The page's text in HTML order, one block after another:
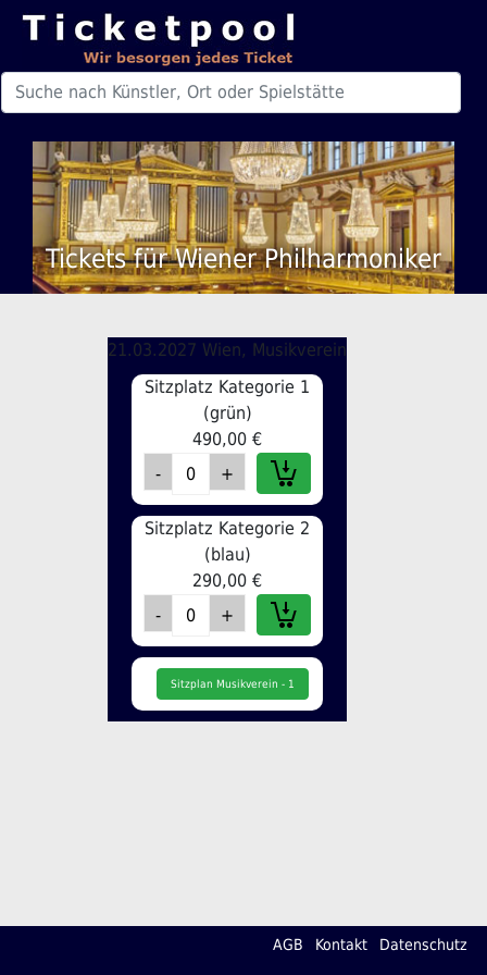
Tickets für Wiener Philharmoniker
21.03.2027 Wien, Musikverein
Sitzplatz Kategorie 1
(grün)
490,00 €
Sitzplatz Kategorie 2
(blau)
290,00 €
Sitzplan Musikverein - 1
AGB Kontakt Datenschutz